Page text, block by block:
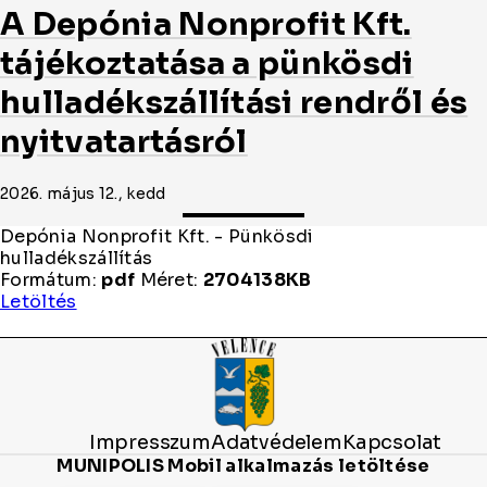
A Depónia Nonprofit Kft.
tájékoztatása a pünkösdi
hulladékszállítási rendről és
nyitvatartásról
2026. május 12., kedd
Depónia Nonprofit Kft. - Pünkösdi
hulladékszállítás
Formátum: pdf Méret: 2704138KB
Letöltés
Kft.
hulladékszállítás
ImpresszumAdatvédelemKapcsolat
MUNIPOLIS Mobil alkalmazás letöltése